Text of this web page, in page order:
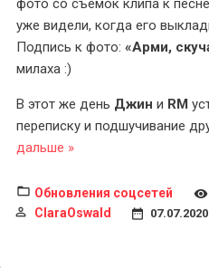
фото со съёмок клипа к песне
уже видели, когда его
Подпись к фото: «Арми,
милаха :)
В этот же день Джин и RM
переписку и подшучивание
дальше »
Обновления соцсетей
ClaraOswald 07.07.2020